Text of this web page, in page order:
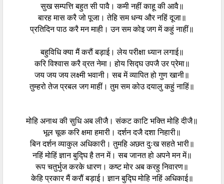
सुख सम्पत्ति बहुत सी पावै। कमी नहीं काहू की आवै॥
बारह मास करै जो पूजा। तेहि सम धन्य और नहिं दूजा॥
प्रतिदिन पाठ करै मन माही। उन सम कोइ जग में कहुं नाहीं॥
बहुविधि क्या मैं करौं बड़ाई। लेय परीक्षा ध्यान लगाई॥
करि विश्वास करै व्रत नेमा। होय सिद्घ उपजै उर प्रेमा॥
जय जय जय लक्ष्मी भवानी। सब में व्यापित हो गुण खानी॥
तुम्हरो तेज प्रबल जग माहीं। तुम सम कोउ दयालु कहुं नाहिं॥
मोहि अनाथ की सुधि अब लीजै। संकट काटि भक्ति मोहि दीजै॥
भूल चूक करि क्षमा हमारी। दर्शन दजै दशा निहारी॥
बिन दर्शन व्याकुल अधिकारी। तुमहि अछत दुःख सहते भारी॥
नहिं मोहिं ज्ञान बुद्घि है तन में। सब जानत हो अपने मन में॥
रूप चतुर्भुज करके धारण। कष्ट मोर अब करहु निवारण॥
केहि प्रकार मैं करौं बड़ाई। ज्ञान बुद्घि मोहि नहिं अधिकाई॥